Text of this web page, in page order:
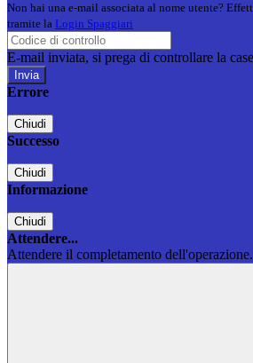
Non hai una e-mail associata al nome utente?
tramite la Login Spaggiari
E-mail inviata, si prega di controllare la
Errore
Chiudi
Successo
Chiudi
Informazione
Chiudi
Attendere...
Attendere il completamento